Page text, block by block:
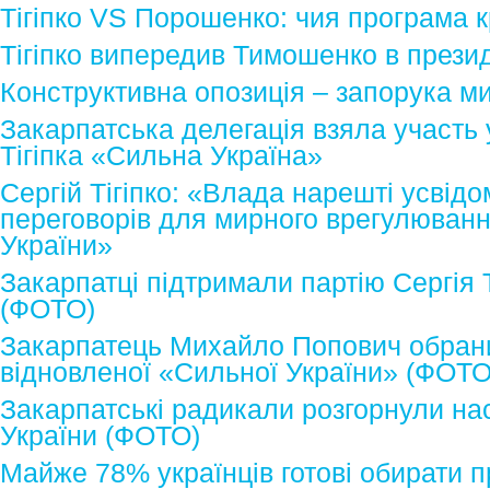
Тігіпко VS Порошенко: чия програма
Тігіпко випередив Тимошенко в
Конструктивна опозиція – запорука
Закарпатська делегація взяла участь у
Тігіпка «Сильна Україна»
Сергій Тігіпко: «Влада нарешті
переговорів для мирного
України»
Закарпатці підтримали партію Сергія
(ФОТО)
Закарпатець Михайло Попович
відновленої «Сильної України»
Закарпатські радикали розгорнули
України (ФОТО)
Майже 78% українців готові обирати